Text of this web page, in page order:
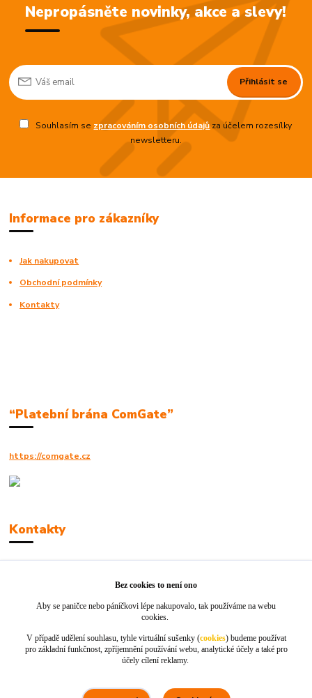
Nepropásněte novinky, akce a slevy!
Přihlásit se
Souhlasím se zpracováním osobních údajůza účelem rozesílky
newsletteru.
Informace pro zákazníky
Jak nakupovat
Obchodní podmínky
Kontakty
“Platební brána ComGate”
https://comgate.cz
Kontakty
info@jackie-shop.cz
Bez cookies to není ono
Aby se paničce nebo páníčkovi lépe nakupovalo, tak používáme na webu
cookies.
V případě udělení souhlasu, tyhle virtuální sušenky (cookies) budeme používat
pro základní funkčnost, zpříjemnění používání webu, analytické účely a také pro
účely cílení reklamy.